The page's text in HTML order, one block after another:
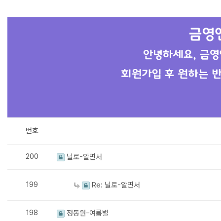
번호
200 닐로-알면서
199 Re: 닐로-알면서
198 정동원-여름별